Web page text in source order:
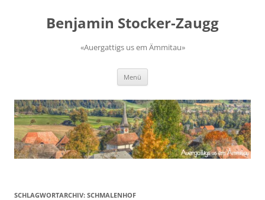
springenBenjamin Stocker-Zaugg
«Auergattigs us em Ämmitau»
Menü
SCHLAGWORTARCHIV: SCHMALENHOF